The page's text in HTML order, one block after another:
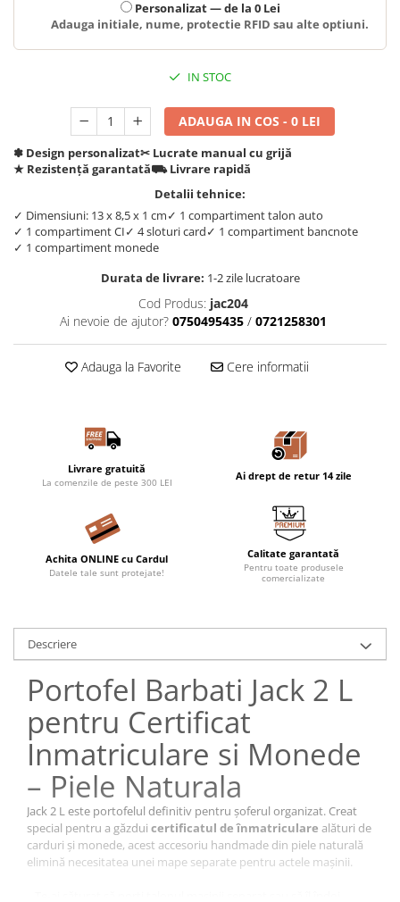
Personalizat —de la 0 Lei
Adauga initiale, nume, protectie RFID sau alte optiuni.
IN STOC
ADAUGA IN COS - 0 LEI
✽ Design personalizat✂︎ Lucrate manual cu grijă
★ Rezistență garantată⛟ Livrare rapidă
Detalii tehnice:
✓ Dimensiuni: 13 x 8,5 x 1 cm✓ 1 compartiment talon auto
✓ 1 compartiment CI✓ 4 sloturi card✓ 1 compartiment bancnote
✓ 1 compartiment monede
Durata de livrare: 1-2 zile lucratoare
Cod Produs: jac204
Ai nevoie de ajutor? 0750495435 / 0721258301
Adauga la Favorite Cere informatii
Livrare gratuită
La comenzile de peste 300 LEI
Ai drept de retur 14 zile
Achita ONLINE cu Cardul
Datele tale sunt protejate!
Calitate garantată
Pentru toate produsele
comercializate
Descriere
Portofel Barbati Jack 2 L
pentru Certificat
Inmatriculare si Monede
– Piele Naturala
Jack 2 L este portofelul definitiv pentru șoferul organizat. Creat
special pentru a găzdui certificatul de înmatriculare alături de
carduri și monede, acest accesoriu handmade din piele naturală
elimină necesitatea unei mape separate pentru actele mașinii.